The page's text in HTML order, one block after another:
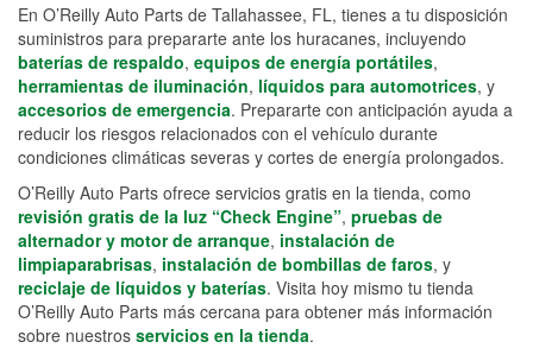
En O’Reilly Auto Parts de Tallahassee, FL, tienes a tu disposición
suministros para prepararte ante los huracanes, incluyendo
baterías de respaldo, equipos de energía portátiles,
herramientas de iluminación, líquidos para automotrices, y
accesorios de emergencia. Prepararte con anticipación ayuda a
reducir los riesgos relacionados con el vehículo durante
condiciones climáticas severas y cortes de energía prolongados.
O’Reilly Auto Parts ofrece servicios gratis en la tienda, como
revisión gratis de la luz “Check Engine”, pruebas de
alternador y motor de arranque, instalación de
limpiaparabrisas, instalación de bombillas de faros, y
reciclaje de líquidos y baterías. Visita hoy mismo tu tienda
O’Reilly Auto Parts más cercana para obtener más información
sobre nuestros servicios en la tienda.